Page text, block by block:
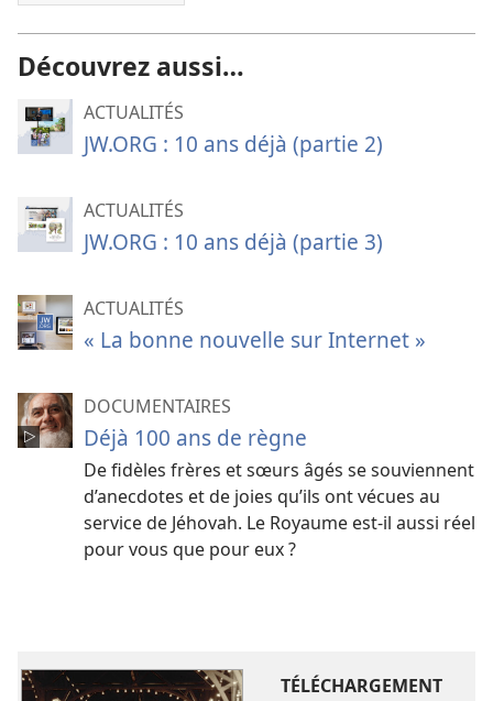
Découvrez aussi…
ACTUALITÉS
JW.ORG : 10 ans déjà (partie 2)
ACTUALITÉS
JW.ORG : 10 ans déjà (partie 3)
ACTUALITÉS
« La bonne nouvelle sur Internet »
DOCUMENTAIRES
Déjà 100 ans de règne
De fidèles frères et sœurs âgés se souviennent
d’anecdotes et de joies qu’ils ont vécues au
service de Jéhovah. Le Royaume est-il aussi réel
pour vous que pour eux ?
TÉLÉCHARGEMENT